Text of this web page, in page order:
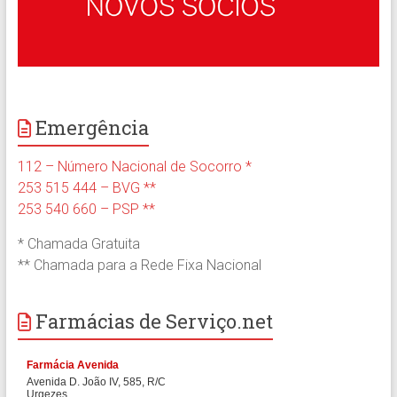
Emergência
112 – Número Nacional de Socorro *
253 515 444 – BVG **
253 540 660 – PSP **
* Chamada Gratuita
** Chamada para a Rede Fixa Nacional
Farmácias de Serviço.net